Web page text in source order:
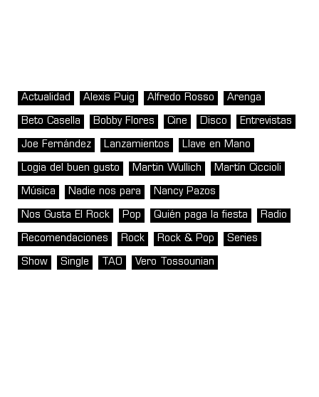
Actualidad Alexis Puig Alfredo Rosso Arenga
Beto Casella Bobby Flores Cine Disco Entrevistas
Joe Fernández Lanzamientos Llave en Mano
Logia del buen gusto Martin Wullich Martín Ciccioli
Música Nadie nos para Nancy Pazos
Nos Gusta El Rock Pop Quién paga la fiesta Radio
Recomendaciones Rock Rock & Pop Series
Show Single TAO Vero Tossounian